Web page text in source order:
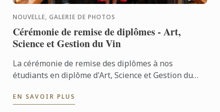
NOUVELLE, GALERIE DE PHOTOS
Cérémonie de remise de diplômes - Art,
Science et Gestion du Vin
La cérémonie de remise des diplômes à nos
étudiants en diplôme d'Art, Science et Gestion du
diplômés pour ...
EN SAVOIR PLUS